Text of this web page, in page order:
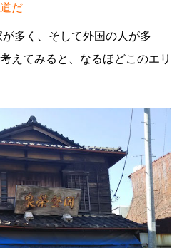
だ
多く、そして外国の人が多
えてみると、なるほどこのエリ